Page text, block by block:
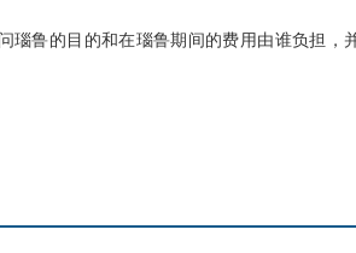
鲁的目的和在瑙鲁期间的费用由谁负担，